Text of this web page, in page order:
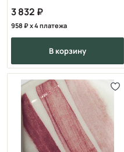
3 832
958 x 4 платежа
в корзину